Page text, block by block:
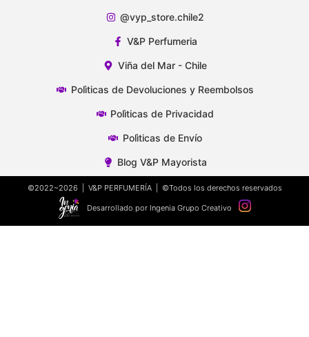
@vyp_store.chile2
V&P Perfumeria
Viña del Mar - Chile
Polìticas de Devoluciones y Reembolsos
Polìticas de Privacidad
Polìticas de Envío
Blog V&P Mayorista
©2022~2026 | V&P PERFUMERÍA | ©Todos los derechos reservados
Desarrollado por Ingenia Grupo Creativo